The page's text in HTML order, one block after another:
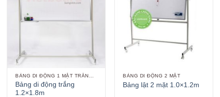
BẢNG DI ĐỘNG 1 MẶT TRẮNG VIẾT BÚT
Bảng di động trắng
1.2×1.8m
BẢNG DI ĐỘNG 2 MẶT
Bảng lật 2 mặt 1.0×1.2m